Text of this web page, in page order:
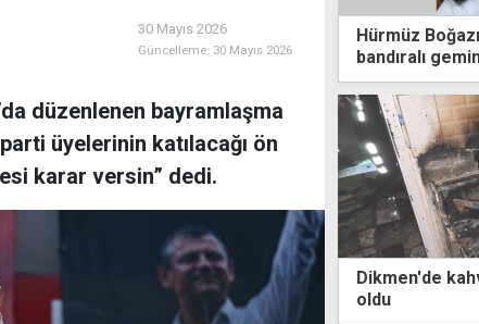
30 Mayıs 2026
Güncelleme: 30 Mayıs 2026
düzenlenen bayramlaşma
üyelerinin katılacağı ön
karar versin” dedi.
Hürmüz
bandıralı
kaybetti
Dikmen'de
oldu